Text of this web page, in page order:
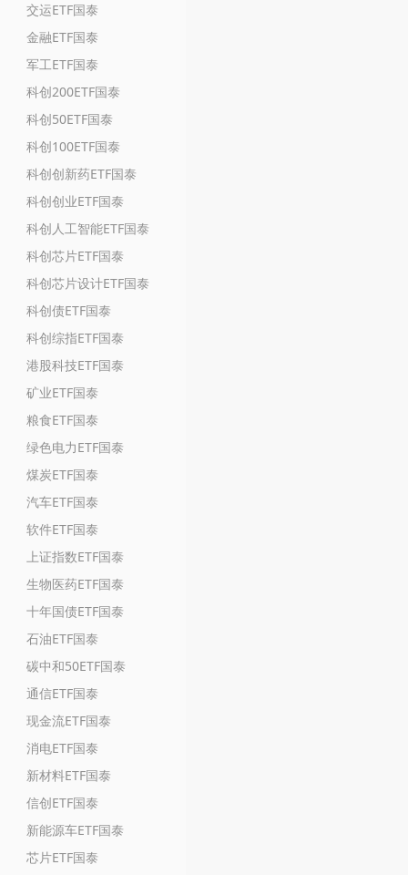
交运ETF国泰
金融ETF国泰
军工ETF国泰
科创200ETF国泰
科创50ETF国泰
科创100ETF国泰
科创创新药ETF国泰
科创创业ETF国泰
科创人工智能ETF国泰
科创芯片ETF国泰
科创芯片设计ETF国泰
科创债ETF国泰
科创综指ETF国泰
港股科技ETF国泰
矿业ETF国泰
粮食ETF国泰
绿色电力ETF国泰
煤炭ETF国泰
汽车ETF国泰
软件ETF国泰
上证指数ETF国泰
生物医药ETF国泰
十年国债ETF国泰
石油ETF国泰
碳中和50ETF国泰
通信ETF国泰
现金流ETF国泰
消电ETF国泰
新材料ETF国泰
信创ETF国泰
新能源车ETF国泰
芯片ETF国泰